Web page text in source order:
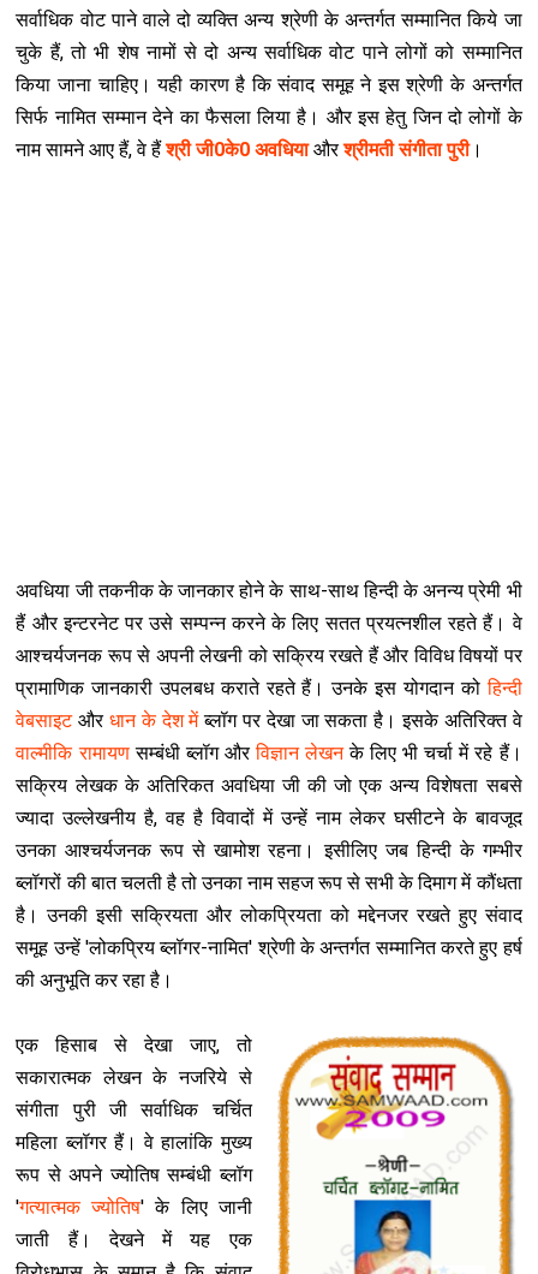
सर्वाधिक वोट पाने वाले दो व्यक्ति अन्य श्रेणी के अन्तर्गत सम्मानित किये जा
चुके हैं, तो भी शेष नामों से दो अन्य सर्वाधिक वोट पाने लोगों को सम्मानित
किया जाना चाहिए। यही कारण है कि संवाद समूह ने इस श्रेणी के अन्तर्गत
सिर्फ नामित सम्मान देने का फैसला लिया है। और इस हेतु जिन दो लोगों के
नाम सामने आए हैं, वे हैंश्री जी0के0 अवधियाऔरश्रीमती संगीता पुरी।
अवधिया जी तकनीक के जानकार होने के साथ-साथ हिन्दी के अनन्य प्रेमी भी
हैं और इन्टरनेट पर उसे सम्पन्न करने के लिए सतत प्रयत्नशील रहते हैं। वे
आश्चर्यजनक रूप से अपनी लेखनी को सक्रिय रखते हैं और विविध विषयों पर
प्रामाणिक जानकारी उपलबध कराते रहते हैं। उनके इस योगदान कोहिन्दी
वेबसाइटऔरधान के देश मेंब्लॉग पर देखा जा सकता है। इसके अतिरिक्त वे
वाल्मीकि रामायणसम्बंधी ब्लॉग औरविज्ञान लेखनके लिए भी चर्चा में रहे हैं।
सक्रिय लेखक के अतिरिकत अवधिया जी की जो एक अन्य विशेषता सबसे
ज्यादा उल्लेखनीय है, वह है विवादों में उन्हें नाम लेकर घसीटने के बावजूद
उनका आश्चर्यजनक रूप से खामोश रहना। इसीलिए जब हिन्दी के गम्भीर
ब्लॉगरों की बात चलती है तो उनका नाम सहज रूप से सभी के दिमाग में कौंधता
है। उनकी इसी सक्रियता और लोकप्रियता को मद्देनजर रखते हुए संवाद
समूह उन्हें 'लोकप्रिय ब्लॉगर-नामित' श्रेणी के अन्तर्गत सम्मानित करते हुए हर्ष
की अनुभूति कर रहा है।
एक हिसाब से देखा जाए, तो
सकारात्मक लेखन के नजरिये से
संगीता पुरी जी सर्वाधिक चर्चित
महिला ब्लॉगर हैं। वे हालांकि मुख्य
रूप से अपने ज्योतिष सम्बंधी ब्लॉग
'गत्यात्मक ज्योतिष' के लिए जानी
जाती हैं। देखने में यह एक